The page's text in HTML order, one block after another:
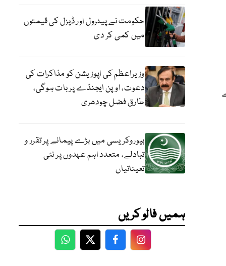
حکومت نے پیٹرول اور ڈیزل کی قیمتوں
میں کمی کر دی
وزیراعظم کی اپوزیشن کو مذاکرات کی
دعوت، اوپن ایجنڈے پر بات ہوگی،
طارق فضل چودھری
بیوروکریسی میں بڑے پیمانے پر تقرر و
تبادلے، متعدد اہم عہدوں پر نئی
تعیناتیاں
ہمیں فالو کریں
WhatsApp
TwitterFacebookFacebook